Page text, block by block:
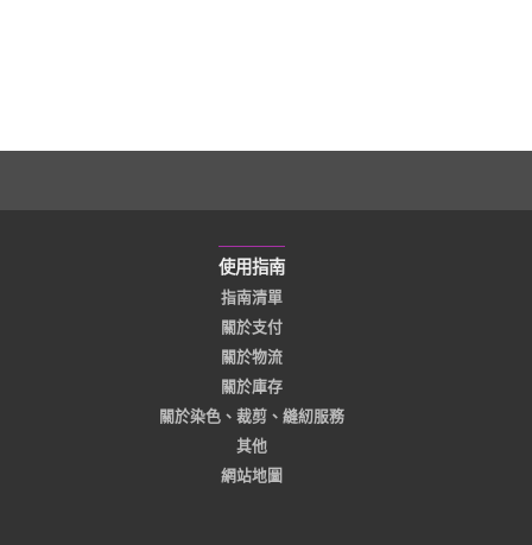
使用指南
指南清單
關於支付
關於物流
關於庫存
關於染色、裁剪、縫紉服務
其他
網站地圖